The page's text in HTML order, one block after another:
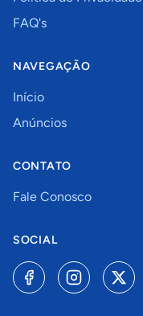
FAQ's
NAVEGAÇÃO
Início
Anúncios
CONTATO
Fale Conosco
SOCIAL